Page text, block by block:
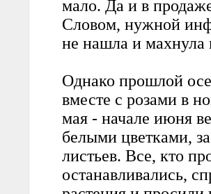
мало. Да и в
Словом, нужной
не нашла и махнула
Однако прошлой
вместе с розами в
мая - начале июня
белыми цветками,
листьев. Все, кто
останавливались,